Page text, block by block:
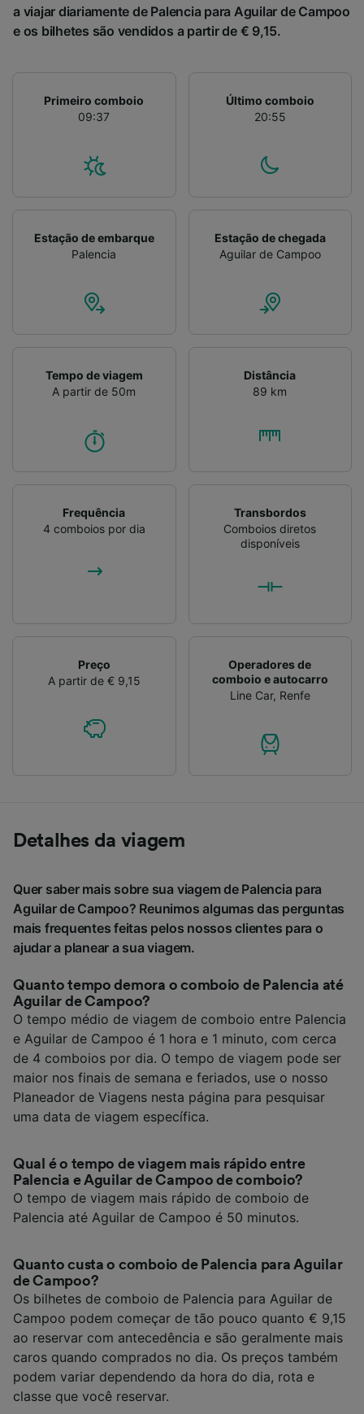
a viajar diariamente de Palencia para Aguilar de Campoo
e os bilhetes são vendidos a partir de € 9,15.
Primeiro comboio
09:37
Último comboio
20:55
Estação de embarque
Palencia
Estação de chegada
Aguilar de Campoo
Tempo de viagem
A partir de 50m
Distância
89 km
Frequência
4 comboios por dia
Transbordos
Comboios diretos
disponíveis
Preço
A partir de € 9,15
Operadores de
comboio e autocarro
Line Car, Renfe
Detalhes da viagem
Quer saber mais sobre sua viagem de Palencia para
Aguilar de Campoo? Reunimos algumas das perguntas
mais frequentes feitas pelos nossos clientes para o
ajudar a planear a sua viagem.
Quanto tempo demora o comboio de Palencia até
Aguilar de Campoo?
O tempo médio de viagem de comboio entre Palencia
e Aguilar de Campoo é 1 hora e 1 minuto, com cerca
de 4 comboios por dia. O tempo de viagem pode ser
maior nos finais de semana e feriados, use o nosso
Planeador de Viagens nesta página para pesquisar
uma data de viagem específica.
Qual é o tempo de viagem mais rápido entre
Palencia e Aguilar de Campoo de comboio?
O tempo de viagem mais rápido de comboio de
Palencia até Aguilar de Campoo é 50 minutos.
Quanto custa o comboio de Palencia para Aguilar
de Campoo?
Os bilhetes de comboio de Palencia para Aguilar de
Campoo podem começar de tão pouco quanto € 9,15
ao reservar com antecedência e são geralmente mais
caros quando comprados no dia. Os preços também
podem variar dependendo da hora do dia, rota e
classe que você reservar.